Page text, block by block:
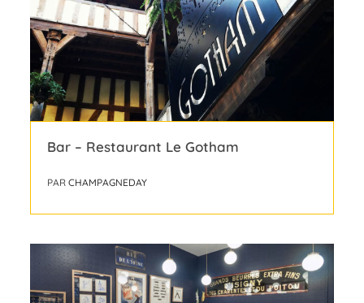
Bar – Restaurant Le Gotham
PAR CHAMPAGNEDAY